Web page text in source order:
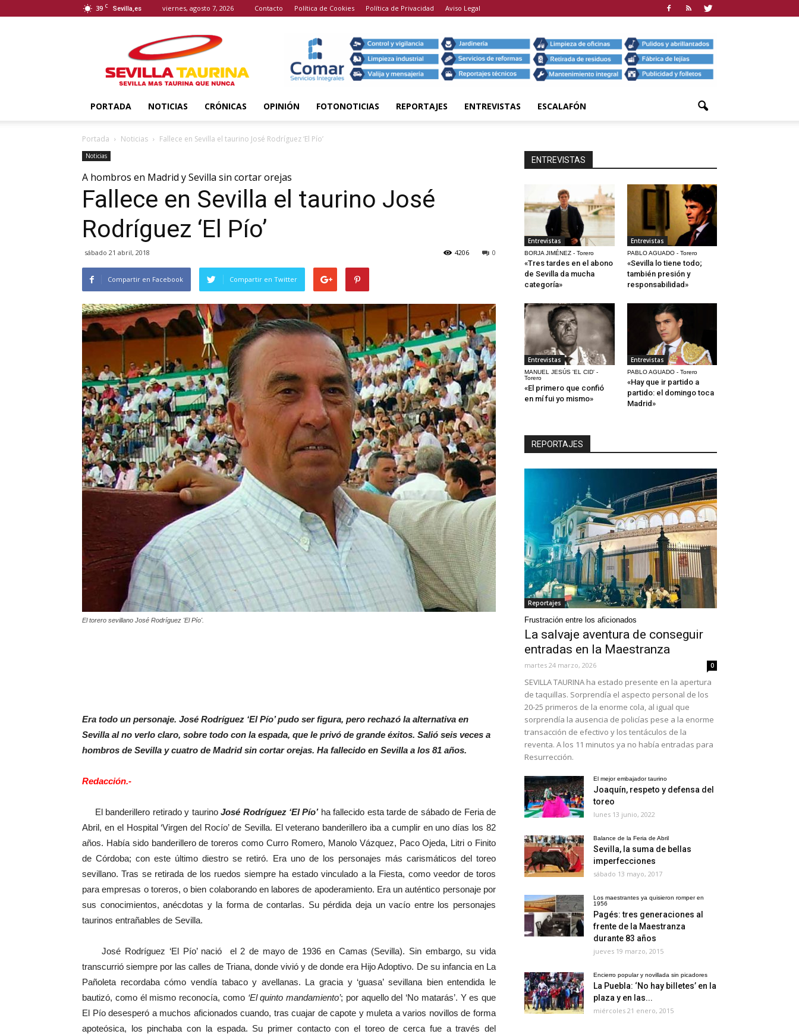
39 C Sevilla,es viernes, agosto 7, 2026 Contacto Política de Cookies Política de Privacidad Aviso Legal
Taurina
PORTADA NOTICIAS CRÓNICAS OPINIÓN FOTONOTICIAS REPORTAJES ENTREVISTAS ESCALAFÓN
Portada Noticias Fallece en Sevilla el taurino José Rodríguez ‘El Pío’
Noticias
A hombros en Madrid y Sevilla sin cortar orejas
Fallece en Sevilla el taurino José
Rodríguez ‘El Pío’
sábado 21 abril, 2018 0
4206
Compartir en Facebook Compartir en Twitter
El torero sevillano José Rodríguez 'El Pío'.
Era todo un personaje. José Rodríguez ‘El Pío’ pudo ser figura, pero rechazó la alternativa en
Sevilla al no verlo claro, sobre todo con la espada, que le privó de grande éxitos. Salió seis veces a
hombros de Sevilla y cuatro de Madrid sin cortar orejas. Ha fallecido en Sevilla a los 81 años.
Redacción.-
El banderillero retirado y taurinoJosé Rodríguez ‘El Pío’ha fallecido esta tarde de sábado de Feria de
Abril, en el Hospital ‘Virgen del Rocío’ de Sevilla. El veterano banderillero iba a cumplir en uno días los 82
años. Había sido banderillero de toreros como Curro Romero, Manolo Vázquez, Paco Ojeda, Litri o Finito
de Córdoba; con este último diestro se retiró. Era uno de los personajes más carismáticos del toreo
sevillano. Tras se retirada de los ruedos siempre ha estado vinculado a la Fiesta, como veedor de toros
para empresas o toreros, o bien colaborando en labores de apoderamiento. Era un auténtico personaje por
sus conocimientos, anécdotas y la forma de contarlas. Su pérdida deja un vacío entre los personajes
taurinos entrañables de Sevilla.
José Rodríguez ‘El Pío’ nació el 2 de mayo de 1936 en Camas (Sevilla). Sin embargo, su vida
transcurrió siempre por las calles de Triana, donde vivió y de donde era Hijo Adoptivo. De su infancia en La
Pañoleta recordaba cómo vendía tabaco y avellanas. La gracia y ‘guasa’ sevillana bien entendida le
bautizó, como él mismo reconocía, como ‘El quinto mandamiento’; por aquello del ‘No matarás’. Y es que
El Pío desesperó a muchos aficionados cuando, tras cuajar de capote y muleta a varios novillos de forma
apoteósica, los pinchaba con la espada. Su primer contacto con el toreo de cerca fue a través del
ENTREVISTAS
Entrevistas
BORJA JIMÉNEZ - Torero
«Tres tardes en el abono
de Sevilla da mucha
categoría»
Entrevistas
PABLO AGUADO - Torero
«Sevilla lo tiene todo;
también presión y
responsabilidad»
Entrevistas
MANUEL JESÚS 'EL CID' -
Torero
«El primero que confió
en mí fui yo mismo»
Entrevistas
PABLO AGUADO - Torero
«Hay que ir partido a
partido: el domingo toca
Madrid»
REPORTAJES
Reportajes
Frustración entre los aficionados
La salvaje aventura de conseguir
entradas en la Maestranza
martes 24 marzo, 2026 0
SEVILLA TAURINA ha estado presente en la apertura
de taquillas. Sorprendía el aspecto personal de los
20-25 primeros de la enorme cola, al igual que
sorprendía la ausencia de policías pese a la enorme
transacción de efectivo y los tentáculos de la
reventa. A los 11 minutos ya no había entradas para
Resurrección.
El mejor embajador taurino
Joaquín, respeto y defensa del
toreo
lunes 13 junio, 2022
Balance de la Feria de Abril
Sevilla, la suma de bellas
imperfecciones
sábado 13 mayo, 2017
Los maestrantes ya quisieron romper en
1956
Pagés: tres generaciones al
frente de la Maestranza
durante 83 años
jueves 19 marzo, 2015
Encierro popular y novillada sin picadores
La Puebla: ‘No hay billetes’ en la
plaza y en las...
miércoles 21 enero, 2015